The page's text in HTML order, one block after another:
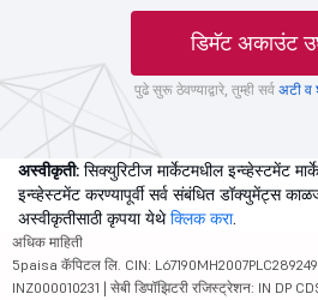
डिमॅट अकाउंट
पुढे सुरू ठेवण्याद्वारे, तुम्ही सर्व अटी व
अस्वीकृती: सिक्युरिटीज मार्केटमधील इन्व्हेस्टमेंट
इन्व्हेस्टमेंट करण्यापूर्वी सर्व संबंधित डॉक्युमेंट्स
अस्वीकृतीसाठी कृपया येथेक्लिक करा.
अधिक माहिती
5paisa कॅपिटल लि. CIN:
INZ000010231 | सेबी डिपॉझिटरी रजिस्ट्रेशन: IN DP